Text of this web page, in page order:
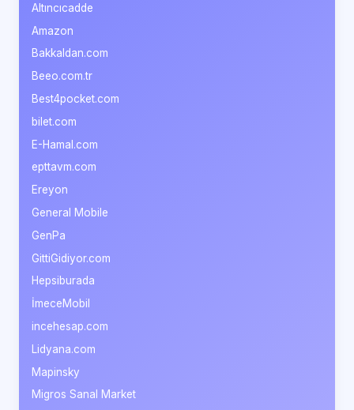
Altıncıcadde
Amazon
Bakkaldan.com
Beeo.com.tr
Best4pocket.com
bilet.com
E-Hamal.com
epttavm.com
Ereyon
General Mobile
GenPa
GittiGidiyor.com
Hepsiburada
İmeceMobil
incehesap.com
Lidyana.com
Mapinsky
Migros Sanal Market